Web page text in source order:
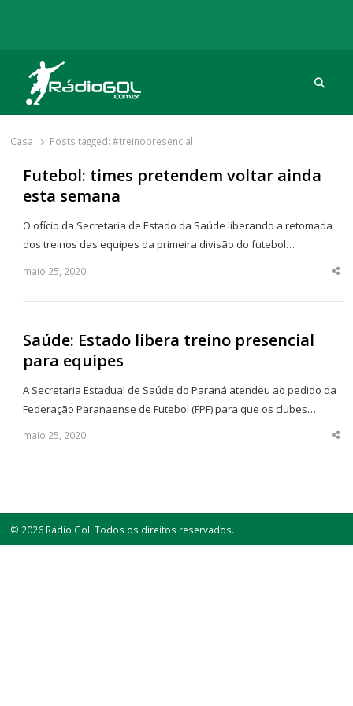
Rádio Gol
Há mais de 20 anos com as melhores coberturas
Casa Posts tagged:#treinopresencial
Futebol: times pretendem voltar ainda
esta semana
O ofício da Secretaria de Estado da Saúde liberando a retomada
dos treinos das equipes da primeira divisão do futebol…
maio 25, 2020
Saúde: Estado libera treino presencial
para equipes
A Secretaria Estadual de Saúde do Paraná atendeu ao pedido da
Federação Paranaense de Futebol (FPF) para que os clubes…
maio 25, 2020
© 2026 Rádio Gol. Todos os direitos reservados.